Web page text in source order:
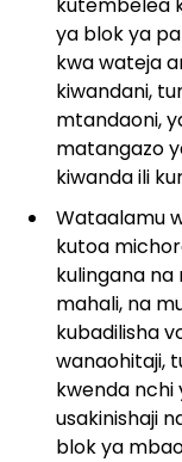
ya blok ya
kwa wateja
kiwandani,
mtandaoni,
matangazo
kiwanda ili
Wataalamu
kutoa
kulingana
mahali, na
kubadilisha
wanaohitaji,
kwenda nchi
usakinishaji
blok ya